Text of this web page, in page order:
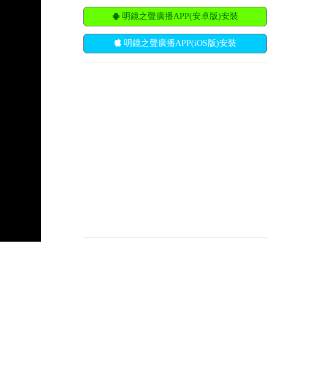
明鏡之聲廣播APP(安卓版)安裝
明鏡之聲廣播APP(iOS版)安裝